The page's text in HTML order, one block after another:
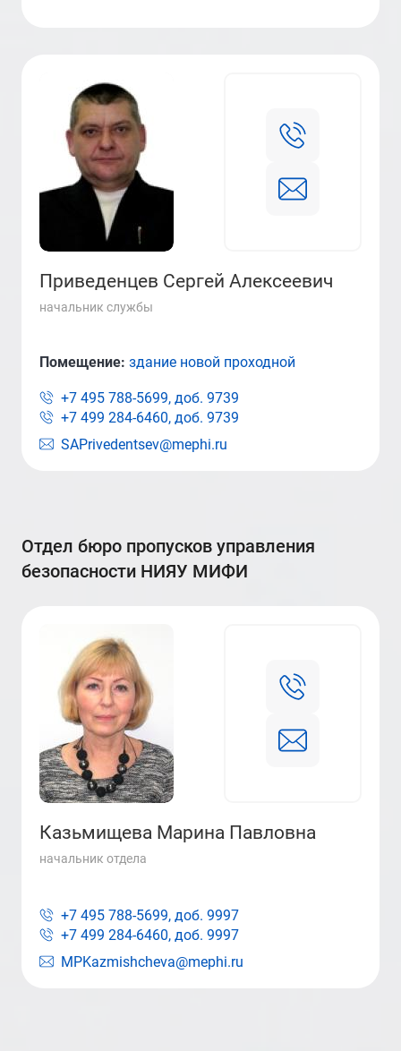
Приведенцев Сергей Алексеевич
начальник службы
SAPrivedentsev@mephi.ru
Помещение: здание новой проходной
+7 495 788-5699, доб. 9739
+7 499 284-6460, доб. 9739
отдел бюро пропусков управления
безопасности НИЯУ МИФИ
Казьмищева Марина Павловна
начальник отдела
MPKazmishcheva@mephi.ru
+7 495 788-5699, доб. 9997
+7 499 284-6460, доб. 9997